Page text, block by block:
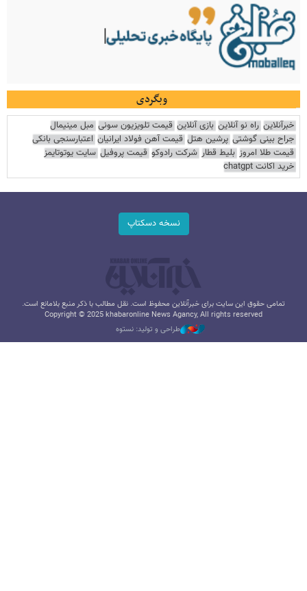
وبگردی
خبرآنلاین راه نو آنلاین بازی آنلاین قیمت تلویزیون سونی مبل مینیمال
جراح بینی گوشتی پرشین هتل قیمت آهن فولاد ایرانیان اعتبارسنجی بانکی
قیمت طلا امروز بلیط قطار شرکت رادوکو قیمت پروفیل سایت یوتوتایمز
خرید اکانت chatgpt
نسخه دسکتاپ
تمامی حقوق این سایت برای خبرآنلاین محفوظ است. نقل مطالب با ذکر منبع بلامانع است.
Copyright © 2025 khabaronline News Agancy, All rights reserved
طراحی و تولید: نستوه